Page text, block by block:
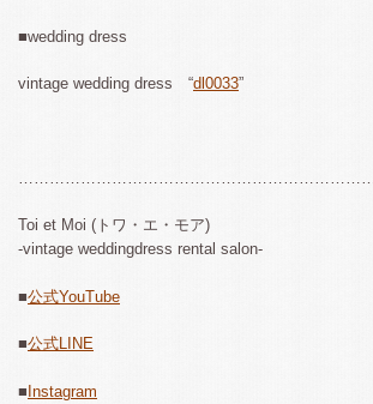
■wedding dress
vintage wedding dress “dl0033”
Toi et Moi (トワ・エ・モア)
-vintage weddingdress rental salon-
■公式YouTube
■公式LINE
■Instagram